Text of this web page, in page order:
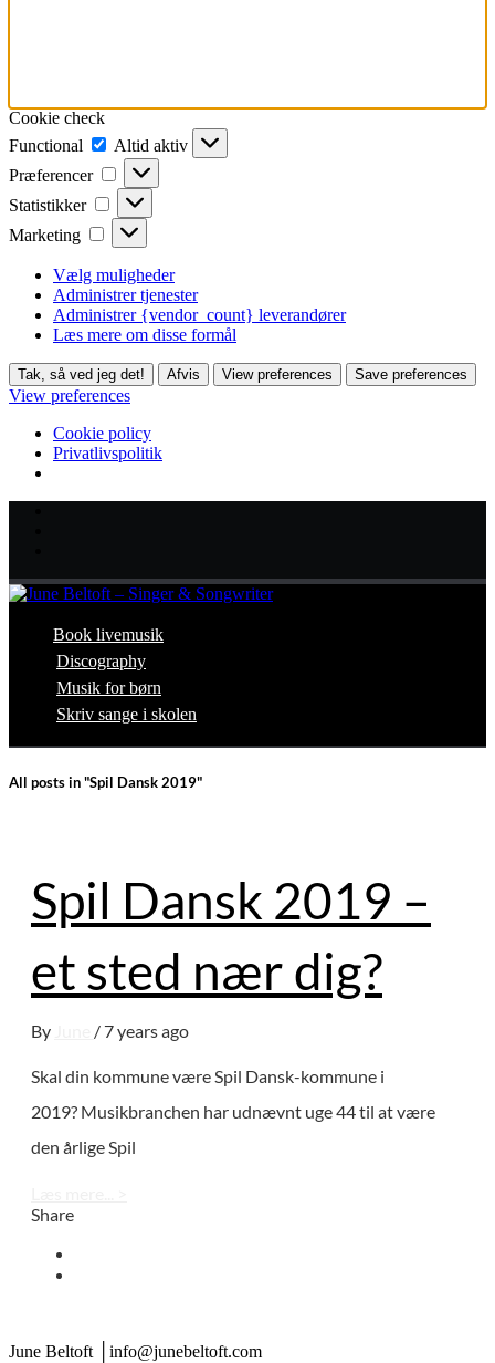
Cookie check
Functional
Functional
Altid aktiv
Præferencer
Præferencer
Statistikker Statistikker
Marketing Marketing
Vælg muligheder
Administrer tjenester
Administrer {vendor_count} leverandører
Læs mere om disse formål
Tak, så ved jeg det! Afvis View preferences Save preferences
View preferences
Cookie policy
Privatlivspolitik
Book livemusik
Discography
Musik for børn
Skriv sange i skolen
All posts in "Spil Dansk 2019"
Spil Dansk 2019 –
et sted nær dig?
By / 7 years ago
Skal din kommune være Spil Dansk-kommune i
2019? Musikbranchen har udnævnt uge 44 til at være
den årlige Spil
Share
June Beltoft │info@junebeltoft.com